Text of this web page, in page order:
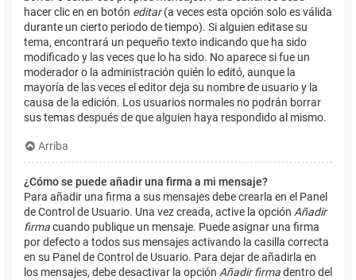
hacer clic en en botón editar(a veces esta opción solo es válida
durante un cierto periodo de tiempo). Si alguien editase su
tema, encontrará un pequeño texto indicando que ha sido
modificado y las veces que lo ha sido. No aparece si fue un
moderador o la administración quién lo editó, aunque la
mayoría de las veces el editor deja su nombre de usuario y la
causa de la edición. Los usuarios normales no podrán borrar
sus temas después de que alguien haya respondido al mismo.
Arriba
¿Cómo se puede añadir una firma a mi mensaje?
Para añadir una firma a sus mensajes debe crearla en el Panel
de Control de Usuario. Una vez creada, active la opción Añadir
firmacuando publique un mensaje. Puede asignar una firma
por defecto a todos sus mensajes activando la casilla correcta
en su Panel de Control de Usuario. Para dejar de añadirla en
los mensajes, debe desactivar la opción Añadir firmadentro del